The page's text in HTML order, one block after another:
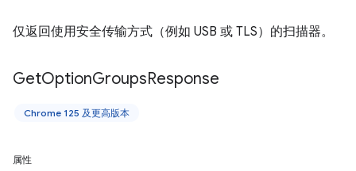
仅返回使用安全传输方式（例如 USB 或 TLS）的扫描器。
GetOptionGroupsResponse
Chrome 125 及更高版本
属性